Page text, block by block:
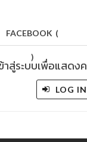
FACEBOOK (
)
าสู่ระบบเพื่อแสดง
LOG IN